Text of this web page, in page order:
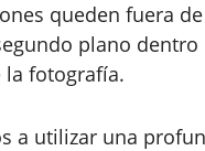
queden fuera
plano dentro
fotografía.
a utilizar una